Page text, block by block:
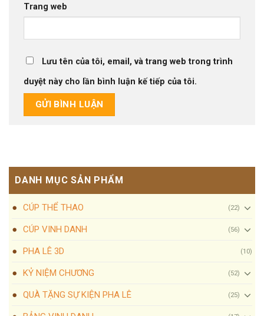
Trang web
Lưu tên của tôi, email, và trang web trong trình
duyệt này cho lần bình luận kế tiếp của tôi.
DANH MỤC SẢN PHẨM
CÚP THỂ THAO (22)
CÚP VINH DANH (56)
PHA LÊ 3D (10)
KỶ NIỆM CHƯƠNG (52)
QUÀ TẶNG SỰ KIỆN PHA LÊ (25)